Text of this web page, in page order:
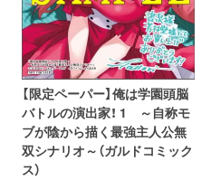
【限定ペーパー】俺は学園頭脳
バトルの演出家！ 1 ～自称モ
ブが陰から描く最強主人公無
双シナリオ～（ガルドコミック
ス）